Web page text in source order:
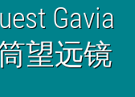
Gavia
望远镜